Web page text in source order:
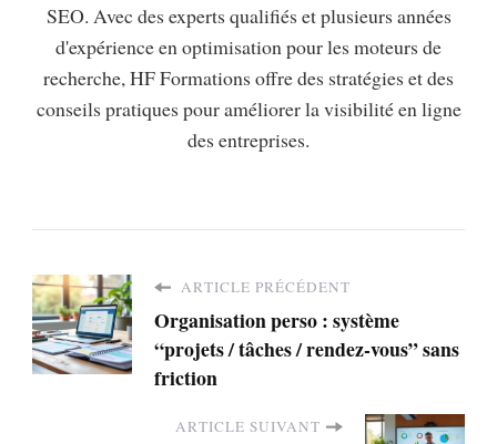
SEO. Avec des experts qualifiés et plusieurs années
d'expérience en optimisation pour les moteurs de
recherche, HF Formations offre des stratégies et des
conseils pratiques pour améliorer la visibilité en ligne
des entreprises.
ARTICLE PRÉCÉDENT
Organisation perso : système
“projets / tâches / rendez-vous” sans
friction
ARTICLE SUIVANT